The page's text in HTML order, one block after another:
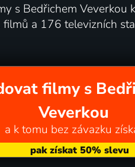
s Bedřichem Veverkou
a 176 televizních
filmy s
Veverkou
a k tomu bez závazku